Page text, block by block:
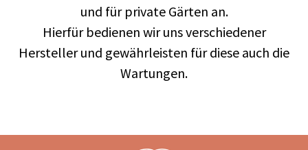
und für private Gärten an.
Hierfür bedienen wir uns verschiedener
Hersteller und gewährleisten für diese auch die
Wartungen.